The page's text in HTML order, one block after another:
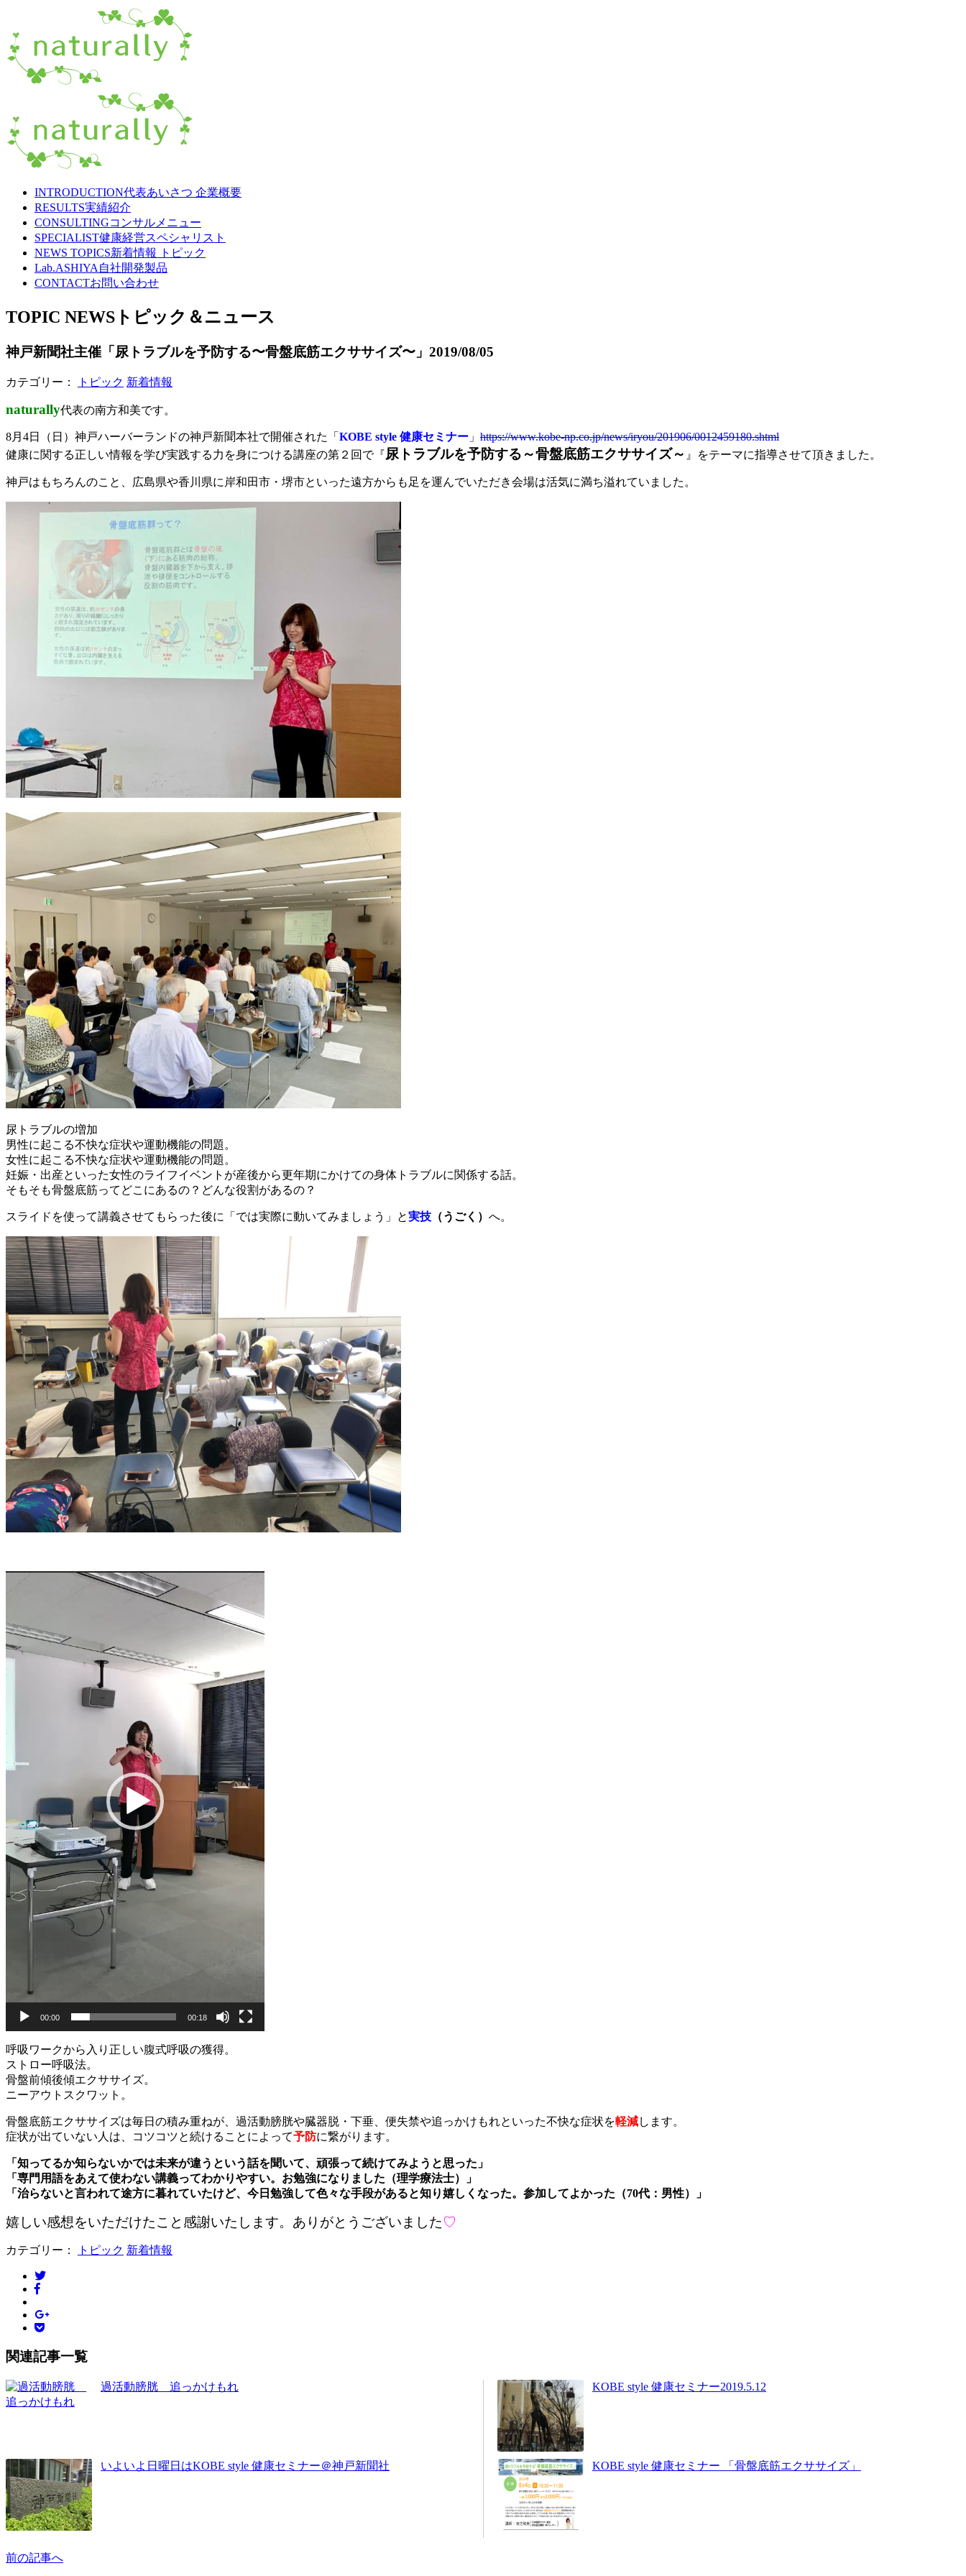
INTRODUCTION代表あいさつ 企業概要
RESULTS実績紹介
CONSULTINGコンサルメニュー
SPECIALIST健康経営スペシャリスト
NEWS TOPICS新着情報 トピック
Lab.ASHIYA 自社開発製品
CONTACTお問い合わせ
TOPIC NEWS トピック＆ニュース
神戸新聞社主催「尿トラブルを予防する〜骨盤底筋エクササイズ〜」 2019/08/05
カテゴリー： トピック 新着情報
naturally代表の南方和美です。
8月4日（日）神戸ハーバーランドの神戸新聞本社で開催された「 KOBE style 健康セミナー 」 https://www.kobe-np.co.jp/news/iryou/201906/0012459180.shtml
健康に関する正しい情報を学び実践する力を身につける講座の第２回で『尿トラブルを予防する～骨盤底筋エクササイズ～ 』をテーマに指導させて頂きました。
神戸はもちろんのこと、広島県や香川県に岸和田市・堺市といった遠方からも足を運んでいただき会場は活気に満ち溢れていました。
尿トラブルの増加
男性に起こる不快な症状や運動機能の問題。
女性に起こる不快な症状や運動機能の問題。
妊娠・出産といった女性のライフイベントが産後から更年期にかけての身体トラブルに関係する話。
そもそも骨盤底筋ってどこにあるの？どんな役割があるの？
スライドを使って講義させてもらった後に「では実際に動いてみましょう」と実技 （うごく） へ。
画
レ
ー
ヤ
ー
00:00 00:18
呼吸ワークから入り正しい腹式呼吸の獲得。
ストロー呼吸法。
骨盤前傾後傾エクササイズ。
ニーアウトスクワット。
骨盤底筋エクササイズは毎日の積み重ねが、過活動膀胱や臓器脱・下垂、便失禁や追っかけもれといった不快な症状を軽減します。
症状が出ていない人は、コツコツと続けることによって予防に繋がります。
「知ってるか知らないかでは未来が違うという話を聞いて、頑張って続けてみようと思った」
「専門用語をあえて使わない講義ってわかりやすい。お勉強になりました（理学療法士）」
「治らないと言われて途方に暮れていたけど、今日勉強して色々な手段があると知り嬉しくなった。参加してよかった（70代：男性）」
嬉しい感想をいただけたこと感謝いたします。ありがとうございました♡
カテゴリー： トピック 新着情報
関連記事一覧
過活動膀胱 追っかけもれ
いよいよ日曜日はKOBE style 健康セミナー＠神戸新聞社
KOBE style 健康セミナー2019.5.12
KOBE style 健康セミナー 「骨盤底筋エクササイズ」
前の記事へ